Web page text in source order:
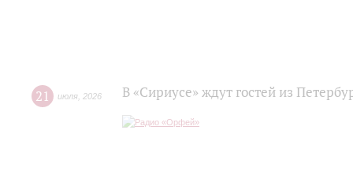
21 июля 2026 В «Сириусе» ждут гостей из